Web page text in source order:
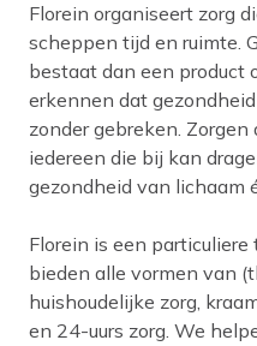
Florein organiseert zorg
scheppen tijd en ruimte.
bestaat dan een product
erkennen dat
zonder gebreken.
iedereen die bij kan
gezondheid van lichaam
Florein is een
bieden alle vormen van
huishoudelijke zorg,
en 24-uurs zorg. We